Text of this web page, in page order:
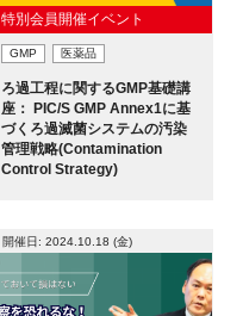
特別会員開催イベント
GMP 医薬品
ろ過工程に関するGMP基礎講
座： PIC/S GMP Annex1に基
づくろ過滅菌システムの汚染
管理戦略(Contamination
Control Strategy)
開催日: 2024.10.18 (金)